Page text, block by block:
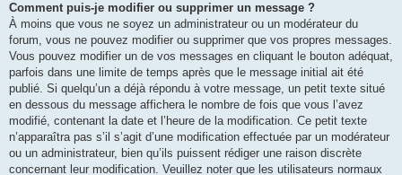
Comment puis-je modifier ou supprimer un message ?
À moins que vous ne soyez un administrateur ou un modérateur du
forum, vous ne pouvez modifier ou supprimer que vos propres messages.
Vous pouvez modifier un de vos messages en cliquant le bouton adéquat,
parfois dans une limite de temps après que le message initial ait été
publié. Si quelqu’un a déjà répondu à votre message, un petit texte situé
en dessous du message affichera le nombre de fois que vous l’avez
modifié, contenant la date et l’heure de la modification. Ce petit texte
n’apparaîtra pas s’il s’agit d’une modification effectuée par un modérateur
ou un administrateur, bien qu’ils puissent rédiger une raison discrète
concernant leur modification. Veuillez noter que les utilisateurs normaux